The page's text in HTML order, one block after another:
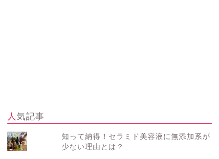
人気記事
知って納得！セラミド美容液に無添加系が
少ない理由とは？